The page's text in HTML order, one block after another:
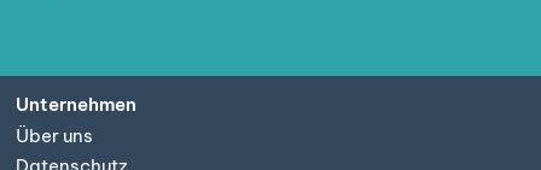
Unternehmen
Über uns